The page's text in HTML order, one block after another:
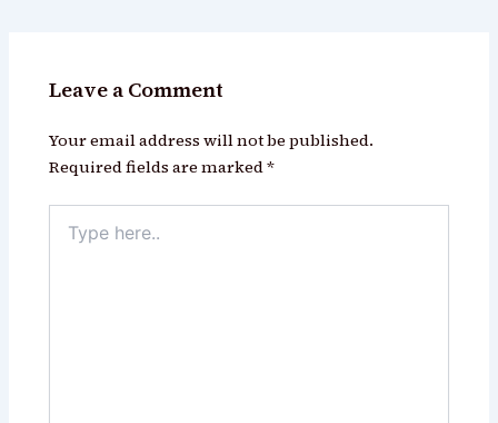
Leave a Comment
Your email address will not be published.
Required fields are marked*
here..